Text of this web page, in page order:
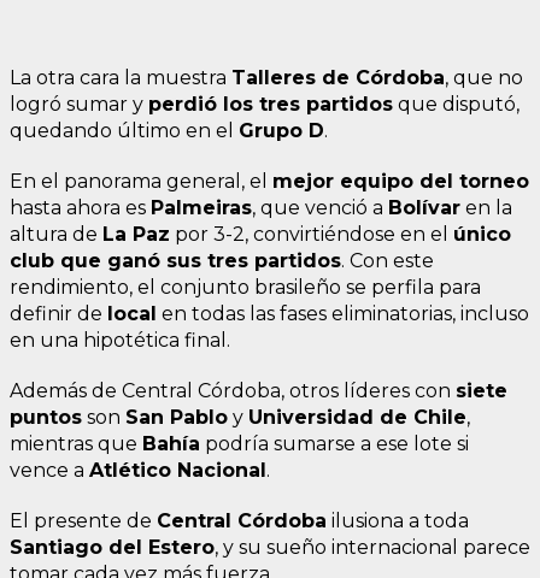
La otra cara la muestra Talleres de Córdoba, que no
logró sumar y perdió los tres partidos que disputó,
quedando último en el Grupo D.
En el panorama general, el mejor equipo del torneo
hasta ahora es Palmeiras, que venció a Bolívar en la
altura de La Paz por 3-2, convirtiéndose en el único
club que ganó sus tres partidos. Con este
rendimiento, el conjunto brasileño se perfila para
definir de local en todas las fases eliminatorias, incluso
en una hipotética final.
Además de Central Córdoba, otros líderes con siete
puntos son San Pablo y Universidad de Chile,
mientras que Bahía podría sumarse a ese lote si
vence a Atlético Nacional.
El presente de Central Córdoba ilusiona a toda
Santiago del Estero, y su sueño internacional parece
tomar cada vez más fuerza.